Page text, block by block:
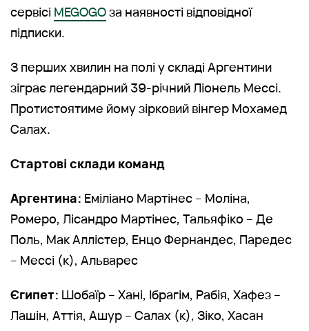
сервісі MEGOGOза наявності відповідної
підписки.
З перших хвилин на полі у складі Аргентини
зіграє легендарний 39-річний Ліонель Мессі.
Протистоятиме йому зірковий вінгер Мохамед
Салах.
Стартові склади команд
Аргентина: Еміліано Мартінес – Моліна,
Ромеро, Лісандро Мартінес, Тальяфіко – Де
Поль, Мак Аллістер, Енцо Фернандес, Паредес
– Мессі (к), Альварес
Єгипет: Шобаїр – Хані, Ібрагім, Рабія, Хафез –
Лашін, Аттія, Ашур – Салах (к), Зіко, Хасан